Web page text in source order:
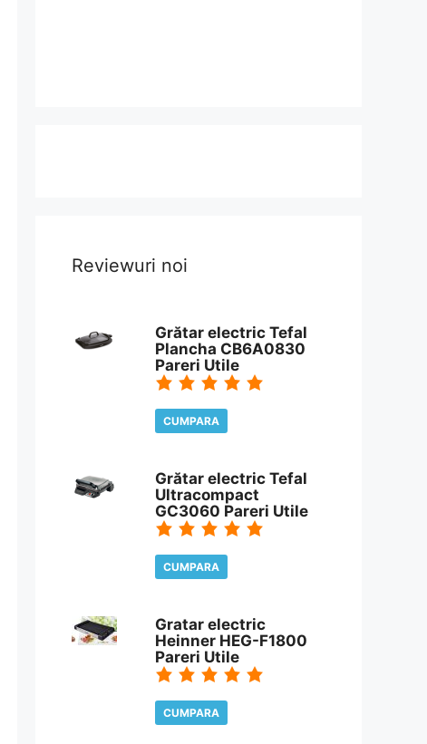
Reviewuri noi
Grătar electric Tefal
Plancha CB6A0830
Pareri Utile
CUMPARA
Grătar electric Tefal
Ultracompact
GC3060 Pareri Utile
CUMPARA
Gratar electric
Heinner HEG-F1800
Pareri Utile
CUMPARA